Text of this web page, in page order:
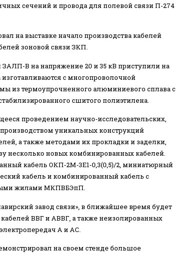
сечений и провода для полевой связи П-274
на выставке начало производства кабелей
зоновой связи ЗКП.
В на напряжение 20 и 35 кВ приступили на
с многопроволочной
из термоупрочненного алюминиевого сплава с
сшитого полиэтилена.
проведением научно-исследовательских,
уникальных конструкций
а также методами их прокладки и заделки,
несколько новых комбинированных кабелей.
кабель ОКП-2М-3Е1-0,3(0,5)/2, миниатюрный
кабель и комбинированный кабель с
жилами МКПВБЭпП.
завод связи», в ближайшее время будет
ВВГ и АВВГ, а также неизолированных
А и АС.
на своем стенде большое